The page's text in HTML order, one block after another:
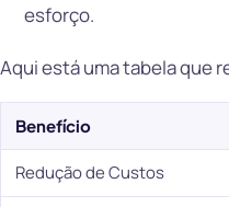
esforço.
Aqui está uma tabela que
Benefício
Redução de Custos